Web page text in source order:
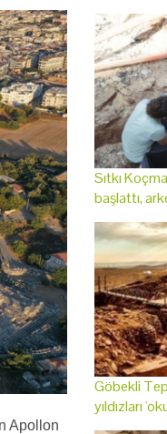
Apollon
Sıtkı
başlattı,
Göbekli
yıldızları